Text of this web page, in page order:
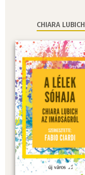
CHIARA LUBICH